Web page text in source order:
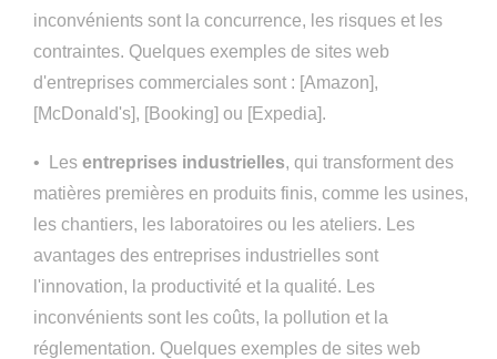
inconvénients sont la concurrence, les risques et les
contraintes. Quelques exemples de sites web
d'entreprises commerciales sont : [Amazon],
[McDonald's], [Booking] ou [Expedia].
• Lesentreprises industrielles, qui transforment des
matières premières en produits finis, comme les usines,
les chantiers, les laboratoires ou les ateliers. Les
avantages des entreprises industrielles sont
l'innovation, la productivité et la qualité. Les
inconvénients sont les coûts, la pollution et la
réglementation. Quelques exemples de sites web